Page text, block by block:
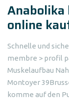
online
Schnelle und
membre > profil
Muskelaufbau
Montoyer
komme auf den